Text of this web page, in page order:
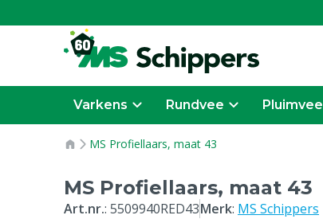
Varkens Rundvee Pluimvee
MS Profiellaars, maat 43
MS Profiellaars, maat 43
Art.nr.: 5509940RED43Merk: MS Schippers